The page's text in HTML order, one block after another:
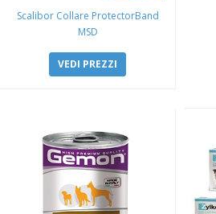
Scalibor Collare ProtectorBand
MSD
VEDI PREZZI